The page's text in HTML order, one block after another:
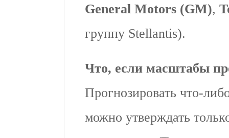
General Motors (GM),
группу Stellantis).
Что, если масштабы
Прогнозировать что-
можно утверждать